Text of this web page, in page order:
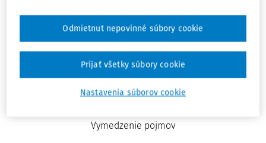
zákona. Ak fyzická osoba alebo právnická osoba
zamestnávateľ poskytne zostávajúcu časť náhrady do
rozsahu a výšky podľa tohto zákona.
Vymedzenie pojmov
Nastavenia súborov cookie
Odmietnut nepovinné súbory cookie
Prijať všetky súbory cookie